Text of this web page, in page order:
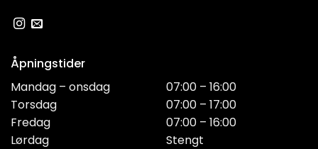
Åpningstider
Mandag – onsdag
Torsdag
Fredag
Lørdag
07:00 – 16:00
07:00 – 17:00
07:00 – 16:00
Stengt